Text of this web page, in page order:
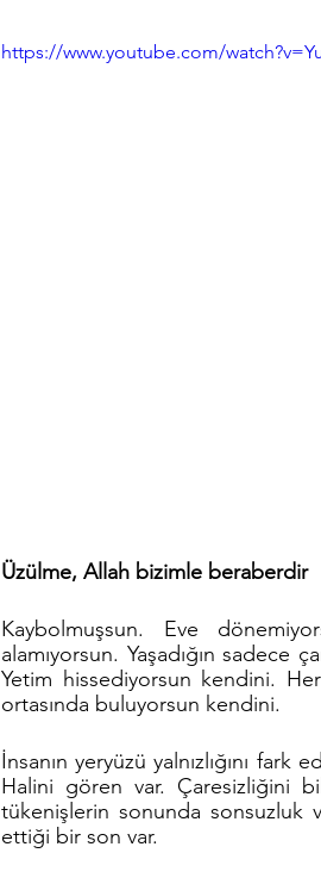
https://www.youtube.com/
Üzülme, Allah bizimle beraberdir
Kaybolmuşsun. Eve
alamıyorsun. Yaşadığın sadece
Yetim hissediyorsun kendini.
ortasında buluyorsun kendini.
İnsanın yeryüzü yalnızlığını
Halini gören var. Çaresizliğini
tükenişlerin sonunda sonsuzluk
ettiği bir son var.